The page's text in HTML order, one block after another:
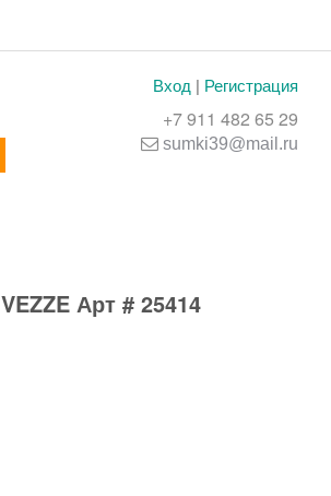
Вход | Регистрация
+7 911 482 65 29
sumki39@mail.ru
VEZZE Арт # 25414